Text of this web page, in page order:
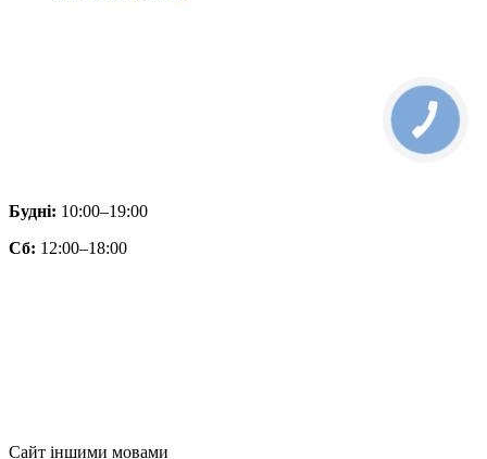
Будні: 10:00–19:00
Сб: 12:00–18:00
Сайт іншими мовами